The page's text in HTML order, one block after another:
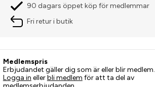
90 dagars öppet köp för medlemmar
Fri retur i butik
Medlemspris
Erbjudandet gäller dig som är eller blir medlem.
Logga in ellerbli medlem för att ta del av